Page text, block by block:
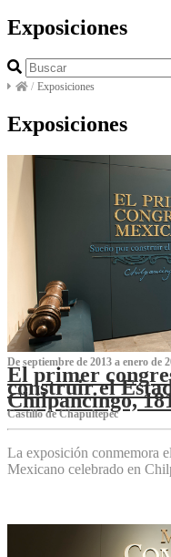
Exposiciones
/ Exposiciones
Exposiciones
De septiembre de 2013 a enero de
El primer
construir el
Chilpancingo,
Castillo de Chapultepec
La exposición conmemora
Mexicano celebrado en